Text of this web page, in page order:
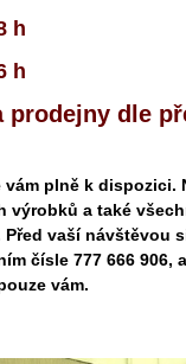
h
h
prodejny dle
vám plně k dispozici.
výrobků a také
vaší návštěvou
čísle 777 666 906,
vám.